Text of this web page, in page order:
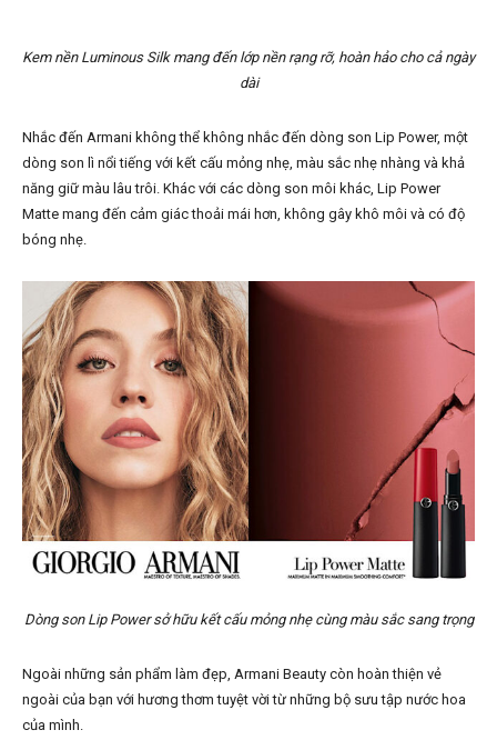
Kem nền Luminous Silk mang đến lớp nền rạng rỡ, hoàn hảo cho cả ngày
dài
Nhắc đến Armani không thể không nhắc đến dòng son Lip Power, một
dòng son lì nổi tiếng với kết cấu mỏng nhẹ, màu sắc nhẹ nhàng và khả
năng giữ màu lâu trôi. Khác với các dòng son môi khác, Lip Power
Matte mang đến cảm giác thoải mái hơn, không gây khô môi và có độ
bóng nhẹ.
Dòng son Lip Power sở hữu kết cấu mỏng nhẹ cùng màu sắc sang trọng
Ngoài những sản phẩm làm đẹp, Armani Beauty còn hoàn thiện vẻ
ngoài của bạn với hương thơm tuyệt vời từ những bộ sưu tập nước hoa
của mình.